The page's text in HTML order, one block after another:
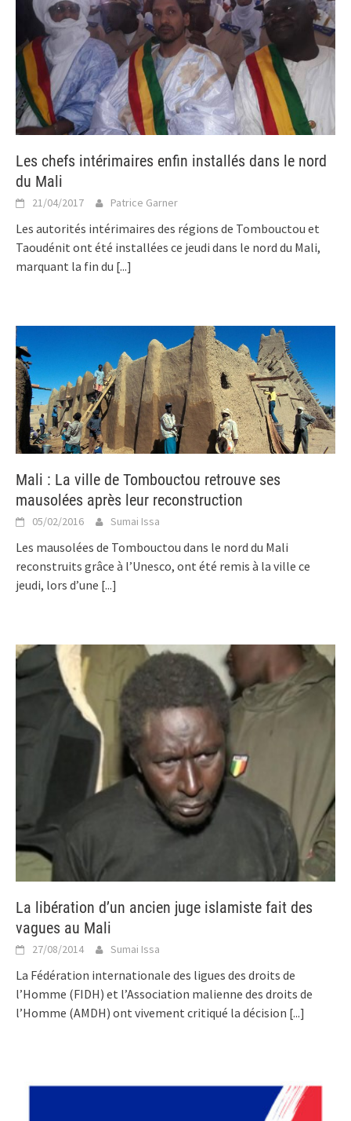
Les chefs intérimaires enfin installés dans le nord
du Mali
21/04/2017 Patrice Garner
Les autorités intérimaires des régions de Tombouctou et
Taoudénit ont été installées ce jeudi dans le nord du Mali,
marquant la fin du [...]
Mali : La ville de Tombouctou retrouve ses
mausolées après leur reconstruction
05/02/2016 Sumai Issa
Les mausolées de Tombouctou dans le nord du Mali
reconstruits grâce à l’Unesco, ont été remis à la ville ce
jeudi, lors d’une [...]
La libération d’un ancien juge islamiste fait des
vagues au Mali
27/08/2014 Sumai Issa
La Fédération internationale des ligues des droits de
l’Homme (FIDH) et l’Association malienne des droits de
l’Homme (AMDH) ont vivement critiqué la décision [...]